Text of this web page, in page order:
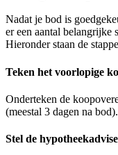
Nadat je bod is
er een aantal belangrijke
Hieronder staan de
Teken het voorlopige
Onderteken de
(meestal 3 dagen na bod).
Stel de